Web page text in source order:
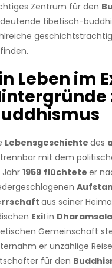
Zentrum für den
tibetisch-
Leben im
Lebensgeschichte des
mit dem
Jahr 1959 flüchtete er
aus seiner
Exilin Dharamsala
Gemeinschaft
er unzählige
für den